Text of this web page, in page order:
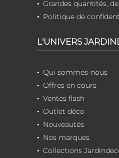
Grandes quantités,
Politique de
L'UNIVERS
Qui sommes-nous
Offres en cours
Ventes flash
Outlet déco
Nouveautés
Nos marques
Collections